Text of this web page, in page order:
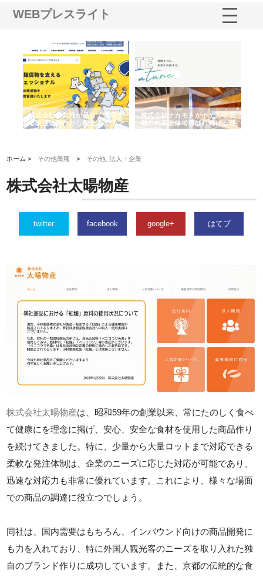
WEBプレスライト
株式会社耕文社が品川で実現す
る販促物製作から配送までワン
ストップ対応
株式会社ナカモトがホテルや店
舗の内装改修で選ばれ続ける理
由
ホーム > その他業種 > その他_法人・企業
株式会社太暘物産
twitter facebook google+ はてブ
株式会社太暘物産は、昭和59年の創業以来、常にたのしく食べ
て健康にを理念に掲げ、安心、安全な食材を使用した商品作り
を続けてきました。特に、少量から大量ロットまで対応できる
柔軟な発注体制は、企業のニーズに応じた対応が可能であり、
迅速な対応力も非常に優れています。これにより、様々な場面
での商品の調達に役立つでしょう。
同社は、国内需要はもちろん、インバウンド向けの商品開発に
も力を入れており、特に外国人観光客のニーズを取り入れた独
自のブランド作りに成功しています。また、京都の伝統的な食